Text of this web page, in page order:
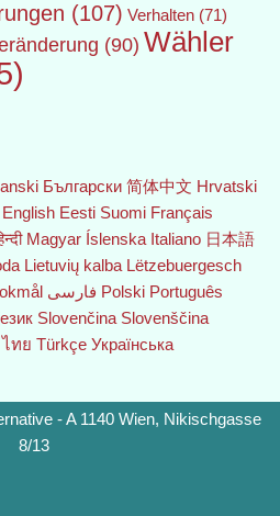
(107) Verhalten (71)
(90) Wähler
Български 简体中文 Hrvatski
English Eesti Suomi Français
Magyar Íslenska Italiano 日本語
Lietuvių kalba Lëtzebuergesch
فارسی Polski Português
Slovenčina Slovenščina
ไทย Türkçe Українська
- A 1140 Wien, Nikischgasse
8/13